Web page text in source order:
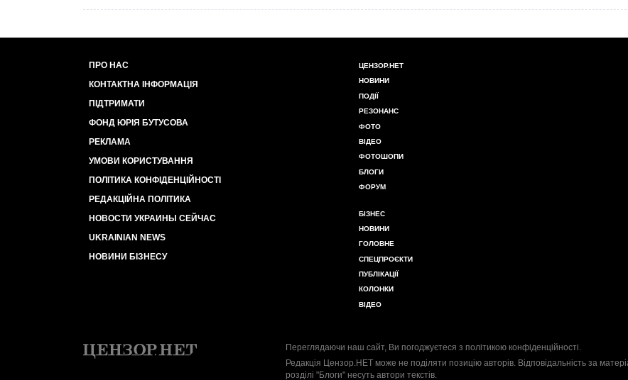
ПРО НАС
КОНТАКТНА ІНФОРМАЦІЯ
ПІДТРИМАТИ
ФОНД ЮРІЯ БУТУСОВА
РЕКЛАМА
УМОВИ КОРИСТУВАННЯ
ПОЛІТИКА КОНФІДЕНЦІЙНОСТІ
РЕДАКЦІЙНА ПОЛІТИКА
НОВОСТИ УКРАИНЫ СЕЙЧАС
UKRAINIAN NEWS
НОВИНИ БІЗНЕСУ
ЦЕНЗОР.НЕТ
НОВИНИ
ПОДІЇ
РЕЗОНАНС
ФОТО
ВІДЕО
ФОТОШОПИ
БЛОГИ
ФОРУМ
БІЗНЕС
НОВИНИ
ГОЛОВНЕ
СПЕЦПРОЄКТИ
ПУБЛІКАЦІЇ
КОЛОНКИ
ВІДЕО
Переглядаючи наш сайт, Ви погоджуєтеся з політикою конфіденційності.
Редакція Цензор.НЕТ може не поділяти позицію авторів. Відповідальність за
розділі "Блоги" несуть автори текстів.